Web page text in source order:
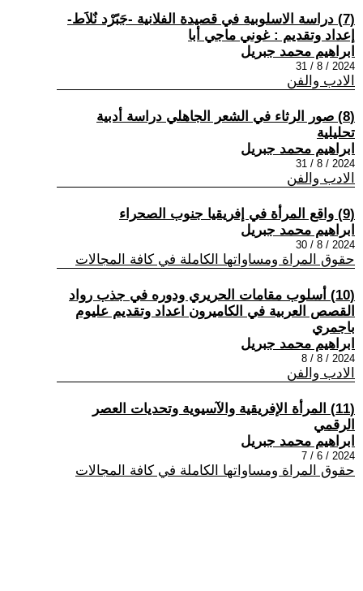
(7) دراسة الاسلوبية في قصيدة الفلانية -جَبًرْد نٌلاَط-
إعداد وتقديم : غوني ماجي أبا
ابراهيم محمد جبريل
2024 / 8 / 31
الادب والفن
(8) صور الرثاء في الشعر الجاهلي دراسة أدبية
تحليلية
ابراهيم محمد جبريل
2024 / 8 / 31
الادب والفن
(9) واقع المرأة في إفريقيا جنوب الصحراء
ابراهيم محمد جبريل
2024 / 8 / 30
حقوق المراة ومساواتها الكاملة في كافة المجالات
(10) أسلوب مقامات الحريري ودوره في جذب رواد
القصص العربية في الكاميرون اعداد وتقديم عليوم
باجمري
ابراهيم محمد جبريل
2024 / 8 / 8
الادب والفن
(11) المرأة الإفريقية والآسيوية وتحديات العصر
الرقمي
ابراهيم محمد جبريل
2024 / 6 / 7
حقوق المراة ومساواتها الكاملة في كافة المجالات